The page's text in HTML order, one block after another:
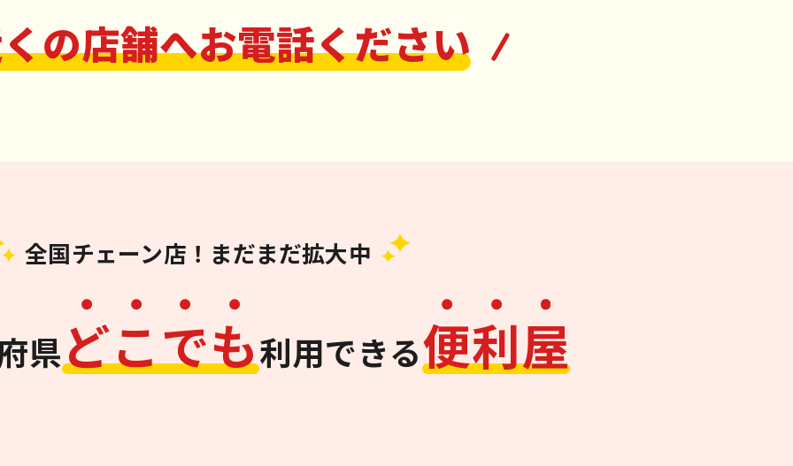
の店舗へお電話ください
全国チェーン店！まだまだ拡大中
県どこでも利用できる便利屋